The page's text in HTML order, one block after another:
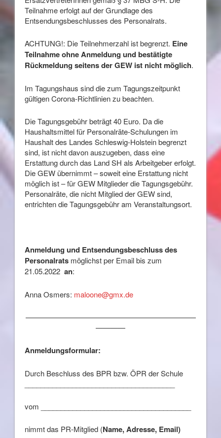
Teilnahme erfolgt auf der Grundlage des
Entsendungsbeschlusses des Personalrats.
ACHTUNG!: Die Teilnehmerzahl ist begrenzt. Eine
Teilnahme ohne Anmeldung und bestätigte
Rückmeldung seitens der GEW ist nicht möglich.
Im Tagungshaus sind die zum Tagungszeitpunkt
gültigen Corona-Richtlinien zu beachten.
Die Tagungsgebühr beträgt 40 Euro. Da die
Haushaltsmittel für Personalräte-Schulungen im
Haushalt des Landes Schleswig-Holstein begrenzt
sind, ist nicht davon auszugeben, dass eine
Erstattung durch das Land SH als Arbeitgeber erfolgt.
Die GEW übernimmt – soweit eine Erstattung nicht
möglich ist – für GEW Mitglieder die Tagungsgebühr.
Personalräte, die nicht Mitglied der GEW sind,
entrichten die Tagungsgebühr am Veranstaltungsort.
Anmeldung und Entsendungsbeschluss des
Personalrats möglichst per Email bis zum
21.05.2022 an:
Anna Osmers: maloone@gmx.de
———————————————————————
————
Anmeldungsformular:
Durch Beschluss des BPR bzw. ÖPR der Schule
vom ______________________________________
nimmt das PR-Mitglied (Name, Adresse, Email)